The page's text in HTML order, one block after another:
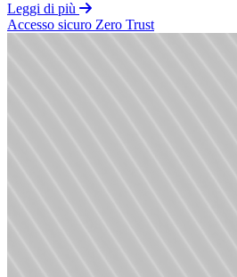
Leggi di più
Accesso sicuro Zero Trust